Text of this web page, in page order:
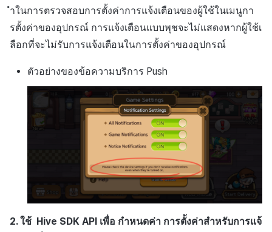
ำในการตรวจสอบการตั้งค่าการแจ้งเตือนของผู้ใช้ในเมนูกา
รตั้งค่าของอุปกรณ์ การแจ้งเตือนแบบพุชจะไม่แสดงหากผู้ใช้เ
ลือกที่จะไม่รับการแจ้งเตือนในการตั้งค่าของอุปกรณ์
ตัวอย่างของข้อความบริการ Push
2. ใช้ Hive SDK API เพื่อ กำหนดค่า การตั้งค่าสำหรับการแจ้